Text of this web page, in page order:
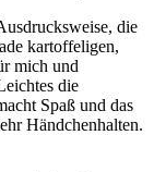
die
kartoffeligen,
mich und
die
Spaß und das
Händchenhalten.